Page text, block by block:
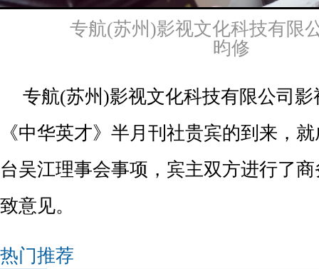
专航(苏州)影视文化科技有限
昀修
专航(苏州)影视文化科技有限公司
《中华英才》半月刊社贵宾的到来，
台吴江理事会事项，宾主双方进行了
致意见。
热门推荐